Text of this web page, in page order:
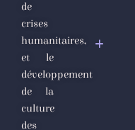
de
crises
humanitaires,
et le
développement
de la
culture
des